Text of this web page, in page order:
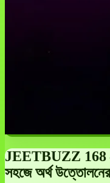
JEETBUZZ 168 —
সহজে অর্থ